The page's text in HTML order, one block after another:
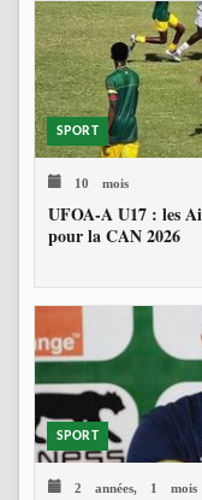
SPORT
10 mois
UFOA-A U17 : les
pour la CAN 2026
SPORT
2 années, 1 mois